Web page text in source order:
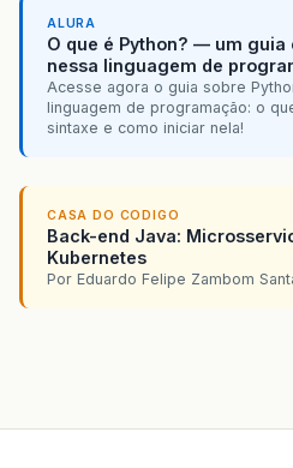
ALURA
O que é Python? — um
nessa linguagem de
Acesse agora o guia sobre
linguagem de programação: o
sintaxe e como iniciar nela!
CASA DO CODIGO
Back-end Java:
Kubernetes
Por Eduardo Felipe Zambom